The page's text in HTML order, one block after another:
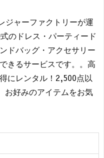
ジャーファクトリーが運
のドレス・パーティード
ドバッグ・アクセサリー
きるサービスです。。高
にレンタル！2,500点以
お好みのアイテムをお気